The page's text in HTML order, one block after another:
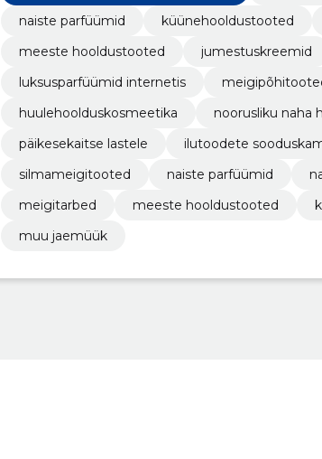
naiste parfüümid
küünehooldustooted
meeste hooldustooted
jumestuskreemid
luksusparfüümid internetis
huulehoolduskosmeetika
noorusliku naha
päikesekaitse lastele
ilutoodete
silmameigitooted
naiste parfüümid
meigitarbed
meeste hooldustooted
muu jaemüük